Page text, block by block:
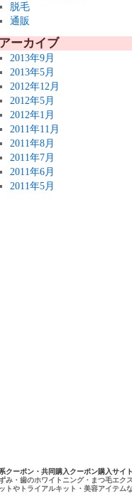
脱毛
通販
アーカイブ
2013年9月
2013年5月
2012年12月
2012年5月
2012年1月
2011年11月
2011年8月
2011年7月
2011年6月
2011年5月
クーポン・共同購入クーポン購入サイ
み・歯のホワイトニング・まつ毛エ
トやトライアルキット・美容アイテ